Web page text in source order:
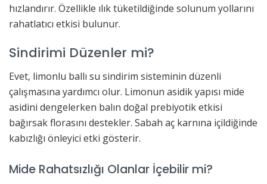
hızlandırır. Özellikle ılık tüketildiğinde solunum yollarını
rahatlatıcı etkisi bulunur.
Sindirimi Düzenler mi?
Evet, limonlu ballı su sindirim sisteminin düzenli
çalışmasına yardımcı olur. Limonun asidik yapısı mide
asidini dengelerken balın doğal prebiyotik etkisi
bağırsak florasını destekler. Sabah aç karnına içildiğinde
kabızlığı önleyici etki gösterir.
Mide Rahatsızlığı Olanlar İçebilir mi?